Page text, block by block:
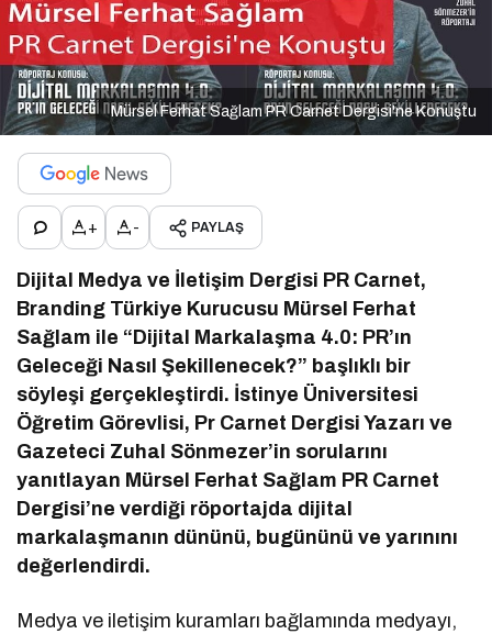
Mürsel Ferhat Sağlam PR Carnet Dergisi'ne Konuştu
+ - PAYLAŞ
Dijital Medya ve İletişim Dergisi PR Carnet,
Branding Türkiye Kurucusu Mürsel Ferhat
Sağlam ile “Dijital Markalaşma 4.0: PR’ın
Geleceği Nasıl Şekillenecek?” başlıklı bir
söyleşi gerçekleştirdi. İstinye Üniversitesi
Öğretim Görevlisi, Pr Carnet Dergisi Yazarı ve
Gazeteci Zuhal Sönmezer’in sorularını
yanıtlayan Mürsel Ferhat Sağlam PR Carnet
Dergisi’ne verdiği röportajda dijital
markalaşmanın dününü, bugününü ve yarınını
değerlendirdi.
Medya ve iletişim kuramları bağlamında medyayı,